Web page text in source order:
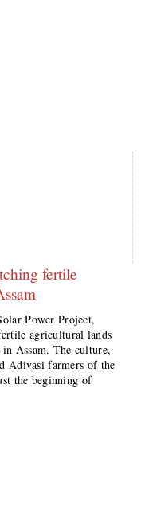
fertile
Power Project,
agricultural lands
Assam. The culture,
Adivasi farmers of the
the beginning of